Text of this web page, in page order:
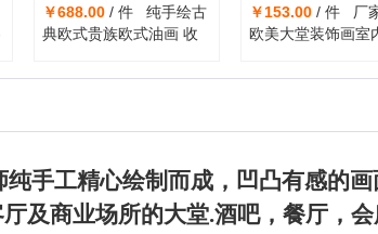
￥688.00/ 件 纯手绘古
典欧式贵族欧式油画 收
洲名画临摹
￥153.00 / 件 厂
欧美大堂装饰画室
油画批发
手工精心绘制而成，凹凸有感的画
及商业场所的大堂.酒吧，餐厅，